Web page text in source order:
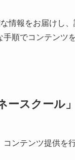
情報をお届けし
順でコンテンツ
ースクール
ンテンツ提供を